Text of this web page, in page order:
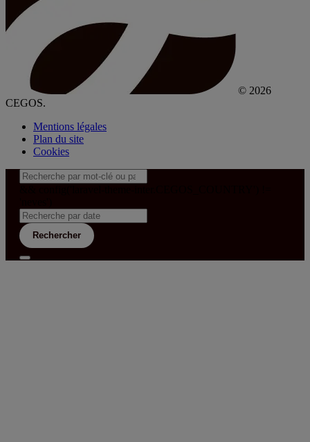
© 2026
CEGOS.
Mentions légales
Plan du site
Cookies
Rechercher